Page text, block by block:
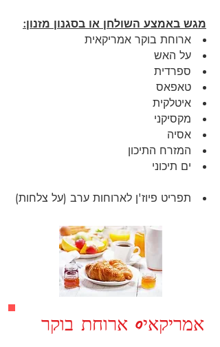
מגש באמצע השולחן או בסגנון מזנון:
ארוחת בוקר אמריקאית
על האש
ספרדית
טאפאס
איטלקית
מקסיקני
אסיה
המזרח התיכון
ים תיכוני
תפריט פיוז'ן לארוחות ערב (על צלחות)
אמריקאי0 ארוחת בוקר